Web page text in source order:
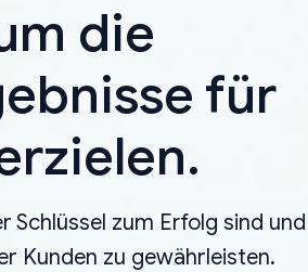
die
für
Schlüssel zum Erfolg sind und
Kunden zu gewährleisten.